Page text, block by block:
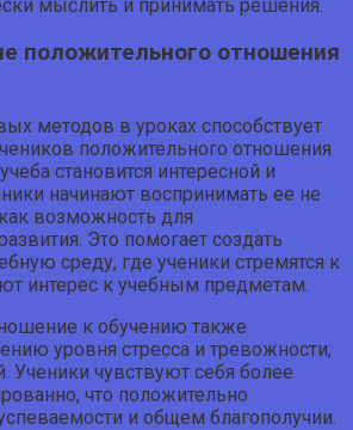
мыслить и принимать решения.
положительного отношения
методов в уроках способствует
положительного отношения
становится интересной и
начинают воспринимать ее не
возможность для
Это помогает создать
среду, где ученики стремятся к
интерес к учебным предметам.
к обучению также
уровня стресса и тревожности,
Ученики чувствуют себя более
что положительно
и общем благополучии.